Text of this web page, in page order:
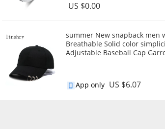
US $0.00
summer New snapback men
Breathable Solid color
Adjustable
App only US $6.07